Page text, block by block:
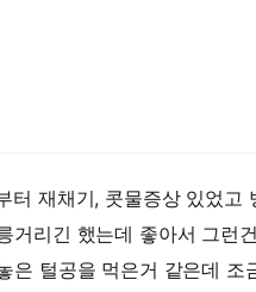
터 재채기, 콧물증상 있었고
거리긴 했는데 좋아서 그런
은 털공을 먹은거 같은데 조